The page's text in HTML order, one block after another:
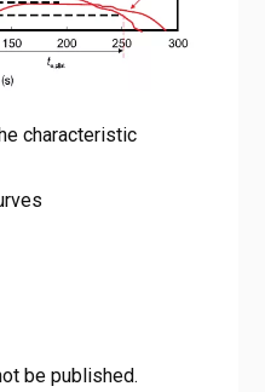
characteristic
be published.